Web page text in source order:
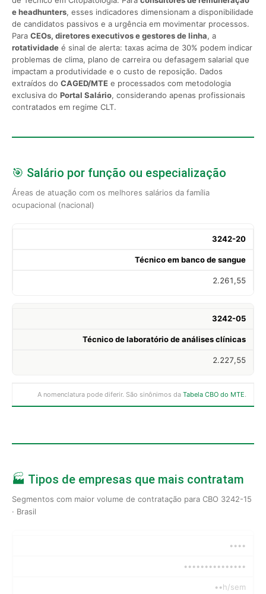
e headhunters, esses indicadores dimensionam a disponibilidade
de candidatos passivos e a urgência em movimentar processos.
Para CEOs, diretores executivos e gestores de linha, a
rotatividade é sinal de alerta: taxas acima de 30% podem indicar
problemas de clima, plano de carreira ou defasagem salarial que
impactam a produtividade e o custo de reposição. Dados
extraídos do CAGED/MTE e processados com metodologia
exclusiva do Portal Salário, considerando apenas profissionais
contratados em regime CLT.
🎯 Salário por função ou especialização
Áreas de atuação com os melhores salários da família
ocupacional (nacional)
3242-20
Técnico em banco de sangue
2.261,55
3242-05
Técnico de laboratório de análises clínicas
2.227,55
A nomenclatura pode diferir. São sinônimos da Tabela CBO do MTE.
🏭 Tipos de empresas que mais contratam
Segmentos com maior volume de contratação para CBO 3242-15
· Brasil
••••
•••••••••••••••
••h/sem